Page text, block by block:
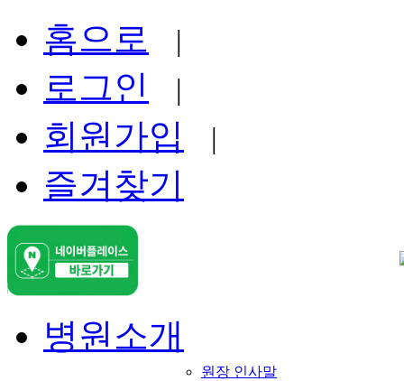
홈으로 |
로그인 |
회원가입 |
즐겨찾기
병원소개
원장 인사말